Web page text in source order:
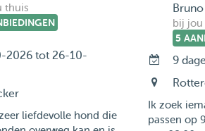
thuis
2026 tot 26-10-
liefdevolle hond die
Bruno
bij
5
9
Ik zoek
passen op